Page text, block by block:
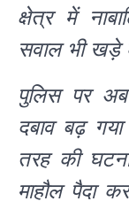
क्षेत्र में
सवाल भी खड़े
पुलिस पर
दबाव बढ़
तरह की
माहौल पैदा